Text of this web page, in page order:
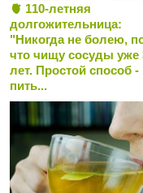
🫀 110-летняя
долгожительница:
"Никогда не болею,
что чищу сосуды уже
лет. Простой способ -
пить...